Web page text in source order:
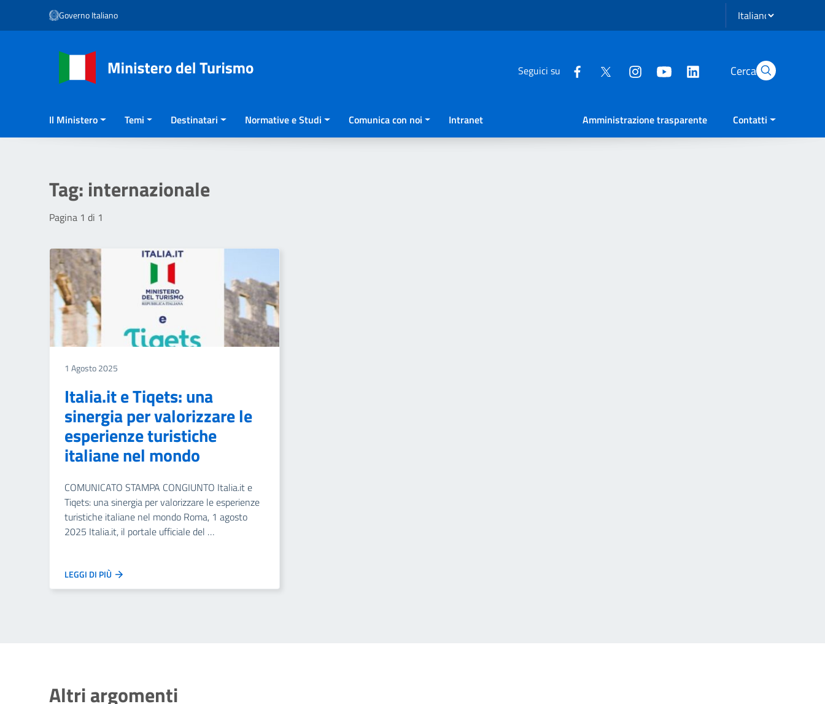
Vai ai contenuti
Vai al menu di navigazione
Governo Italiano Seleziona lingua
Seguici su Cerca
Il Ministero Temi Destinatari Normative e Studi Comunica con noi Intranet Amministrazione trasparente Contatti
Tag: internazionale
Pagina 1 di 1
1 Agosto 2025
Italia.it e Tiqets: una
sinergia per valorizzare le
esperienze turistiche
italiane nel mondo
COMUNICATO STAMPA CONGIUNTO Italia.it e
Tiqets: una sinergia per valorizzare le esperienze
turistiche italiane nel mondo Roma, 1 agosto
2025 Italia.it, il portale ufficiale del …
LEGGI DI PIÙ
Altri argomenti